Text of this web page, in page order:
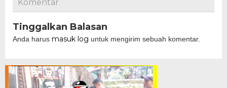
Komentar
Tinggalkan Balasan
Anda harus masuk log untuk mengirim sebuah komentar.